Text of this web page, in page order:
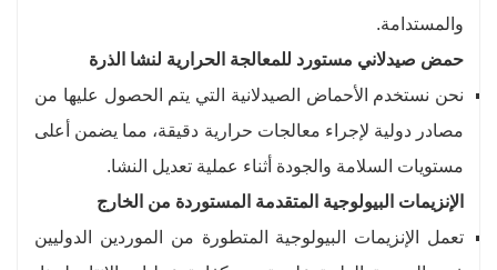
والمستدامة.
حمض صيدلاني مستورد للمعالجة الحرارية لنشا الذرة
نحن نستخدم الأحماض الصيدلانية التي يتم الحصول عليها من
مصادر دولية لإجراء معالجات حرارية دقيقة، مما يضمن أعلى
مستويات السلامة والجودة أثناء عملية تعديل النشا.
الإنزيمات البيولوجية المتقدمة المستوردة من الخارج
تعمل الإنزيمات البيولوجية المتطورة من الموردين الدوليين